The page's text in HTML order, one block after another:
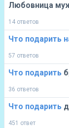
Любовница
14 ответов
Что подарить
57 ответов
Что подарить
36 ответов
Что подарить
451 ответ